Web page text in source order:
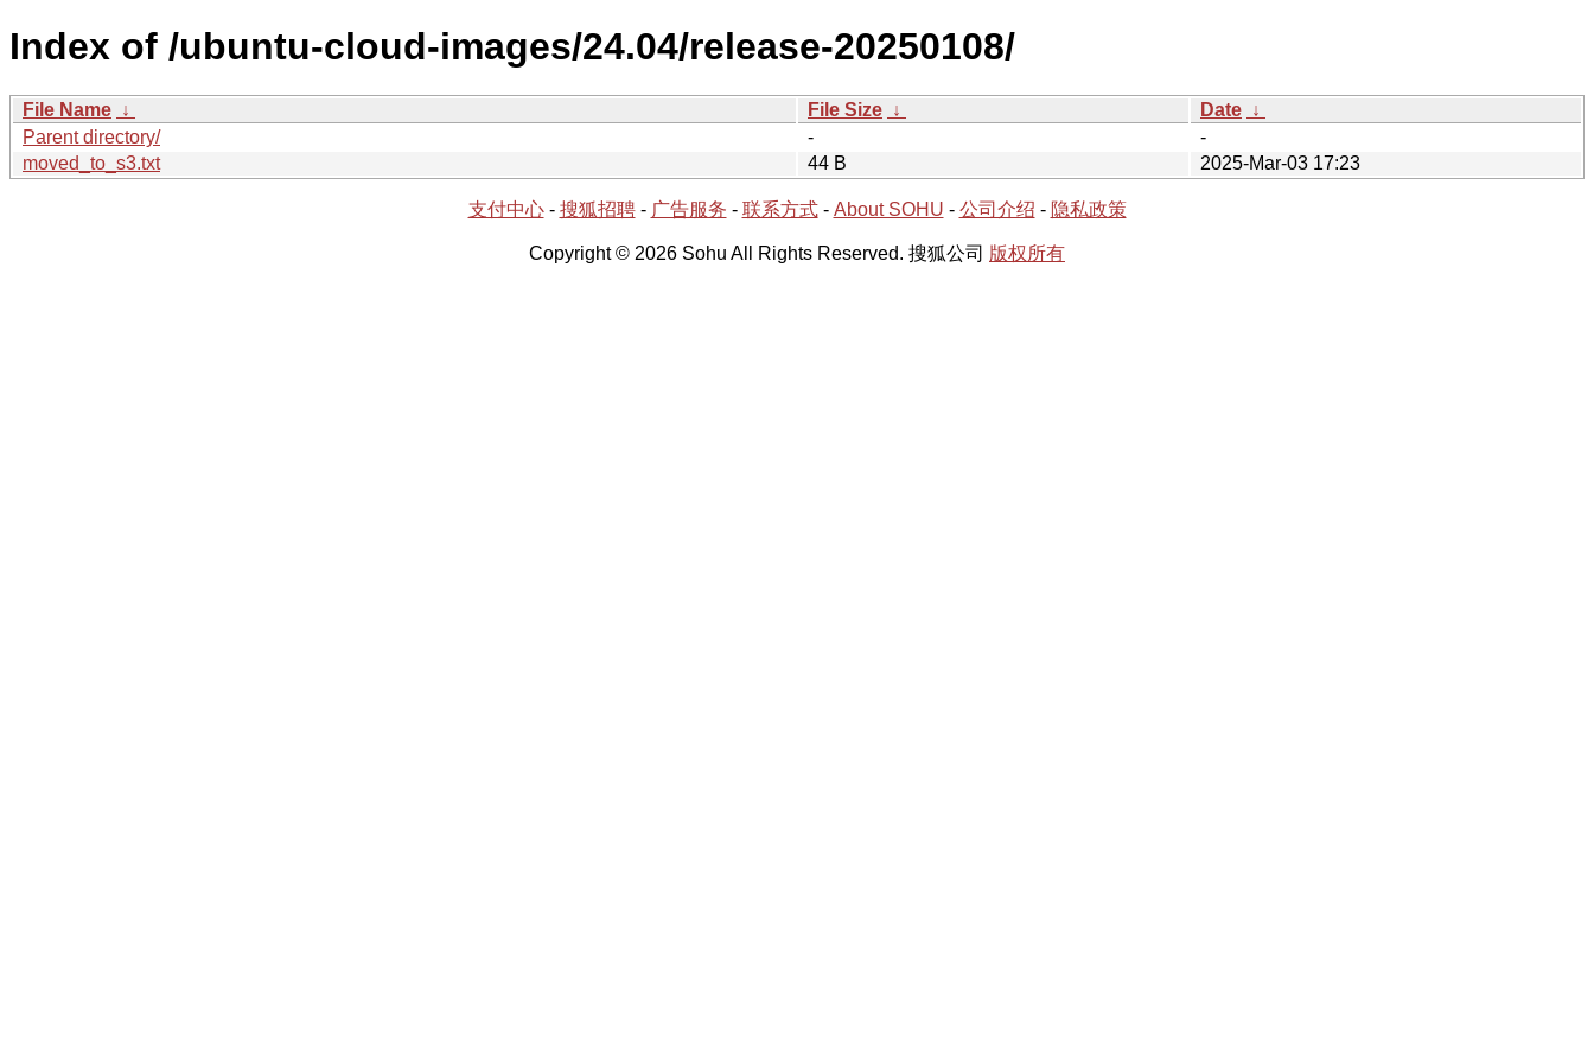
Index of /ubuntu-cloud-images/24.04/release-20250108/
File Name ↓ File Size ↓ Date ↓
Parent directory/
-
-
moved_to_s3.txt
44 B 2025-Mar-03 17:23
支付中心- 搜狐招聘- 广告服务 - 联系方式- About SOHU - 公司介绍 - 隐私政策
Copyright © 2026 Sohu All Rights Reserved. 搜狐公司 版权所有